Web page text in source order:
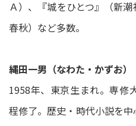
Ａ）、『城をひとつ』（新
春秋）など多数。
縄田一男（なわた・かずお）
1958年、東京生まれ。専修
程修了。歴史・時代小説を